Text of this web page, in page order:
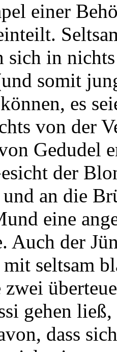
einer
sich in
somit
es
von der
Gedudel
der
an die
eine
Auch der
seltsam
gehen
dass